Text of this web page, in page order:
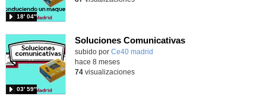
18′ 04″
Soluciones Comunicativas
subido por Ce40 madrid
03′ 59″
hace 8 meses
74visualizaciones